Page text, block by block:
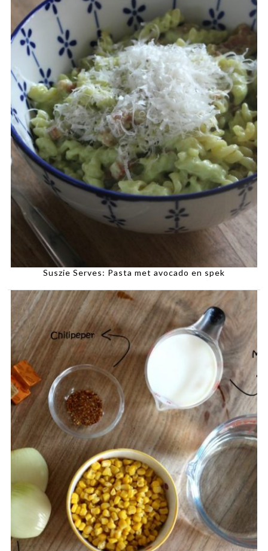
Suszie Serves: Pasta met avocado en spek